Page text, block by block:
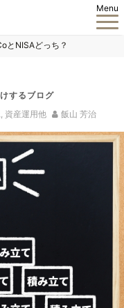
Menu
とNISAどっち？
するブログ
, 資産運用他 飯山 芳治